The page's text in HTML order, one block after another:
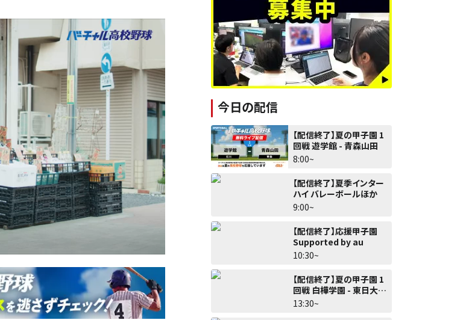
今日の配信
【配信終了】夏の甲子園 1
回戦 遊学館 - 青森山田
8:00~
【配信終了】夏季インター
ハイ バレーボールほか
9:00~
【配信終了】応援甲子園
Supported by au
10:30~
【配信終了】夏の甲子園 1
回戦 白樺学園 - 東日大昌
平
13:30~